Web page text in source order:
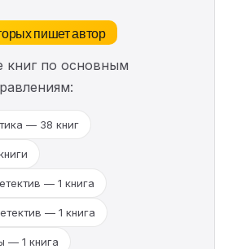
пишет автор
книг по основным
— 38 книг
— 1 книга
— 1 книга
— 1 книга